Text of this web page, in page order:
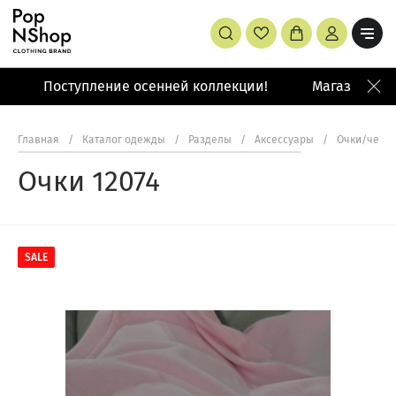
Поступление осенней коллекции! Магазин:
Главная / Каталог одежды / Разделы / Аксессуары / Очки/
Очки 12074
SALE